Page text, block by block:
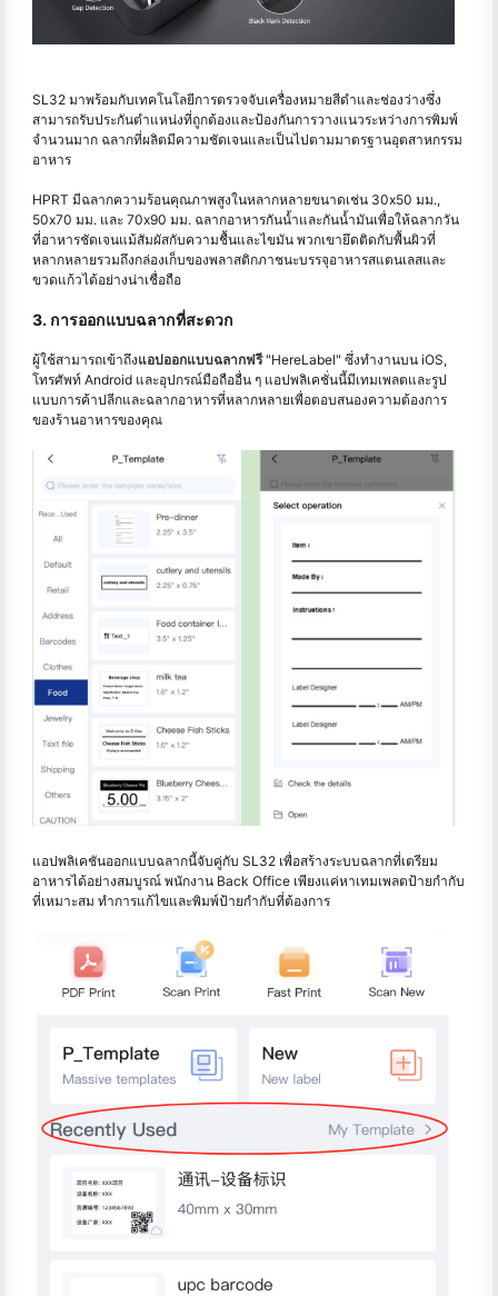
SL32 มาพร้อมกับเทคโนโลยีการตรวจจับเครื่องหมายสีดำและช่องว่างซึ่ง
สามารถรับประกันตำแหน่งที่ถูกต้องและป้องกันการวางแนวระหว่างการพิมพ์
จำนวนมาก ฉลากที่ผลิตมีความชัดเจนและเป็นไปตามมาตรฐานอุตสาหกรรม
อาหาร
HPRT มีฉลากความร้อนคุณภาพสูงในหลากหลายขนาดเช่น 30x50 มม.,
50x70 มม. และ 70x90 มม. ฉลากอาหารกันน้ำและกันน้ำมันเพื่อให้ฉลากวัน
ที่อาหารชัดเจนแม้สัมผัสกับความชื้นและไขมัน พวกเขายึดติดกับพื้นผิวที่
หลากหลายรวมถึงกล่องเก็บของพลาสติกภาชนะบรรจุอาหารสแตนเลสและ
ขวดแก้วได้อย่างน่าเชื่อถือ
3. การออกแบบฉลากที่สะดวก
ผู้ใช้สามารถเข้าถึงแอปออกแบบฉลากฟรี"HereLabel" ซึ่งทำงานบน iOS,
โทรศัพท์ Android และอุปกรณ์มือถืออื่น ๆ แอปพลิเคชั่นนี้มีเทมเพลตและรูป
แบบการค้าปลีกและฉลากอาหารที่หลากหลายเพื่อตอบสนองความต้องการ
ของร้านอาหารของคุณ
แอปพลิเคชันออกแบบฉลากนี้จับคู่กับ SL32 เพื่อสร้างระบบฉลากที่เตรียม
อาหารได้อย่างสมบูรณ์ พนักงาน Back Office เพียงแค่หาเทมเพลตป้ายกำกับ
ที่เหมาะสม ทำการแก้ไขและพิมพ์ป้ายกำกับที่ต้องการ